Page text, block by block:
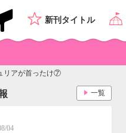
新刊タイトル
リアが首ったけ⑦
04
一覧